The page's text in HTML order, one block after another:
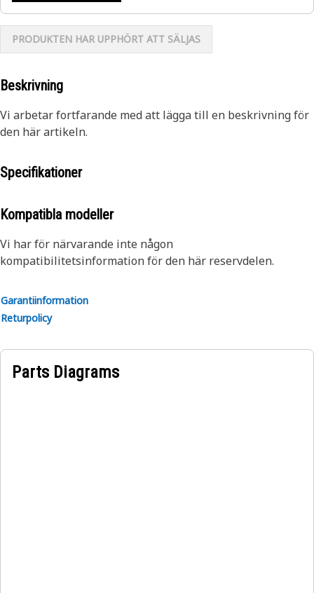
PRODUKTEN HAR UPPHÖRT ATT SÄLJAS
Beskrivning
Vi arbetar fortfarande med att lägga till en beskrivning för
den här artikeln.
Specifikationer
Kompatibla modeller
Vi har för närvarande inte någon
kompatibilitetsinformation för den här reservdelen.
Garantiinformation
Returpolicy
Parts Diagrams